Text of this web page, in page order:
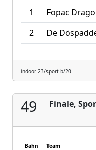
1 Fopac
2
De
indoor-23/sport-b/20
49 Finale,
Bahn Team